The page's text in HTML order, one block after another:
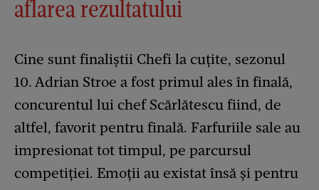
aflarea rezultatului
Cine sunt finaliștii Chefi la cuțite, sezonul
10. Adrian Stroe a fost primul ales în finală,
concurentul lui chef Scărlătescu fiind, de
altfel, favorit pentru finală. Farfuriile sale au
impresionat tot timpul, pe parcursul
competiției. Emoții au existat însă și pentru